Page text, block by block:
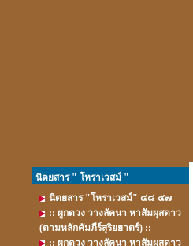
นิตยสาร " โหราเวสม์ "
นิตยสาร "โหราเวสม์" ๔๘-๕๗
:: ผูกดวง วางลัคนา หาสัมผุสดาว
(ตามหลักคัมภีร์สุริยยาตร์) ::
:: ผูกดวง วางลัคนา หาสัมผุสดาว